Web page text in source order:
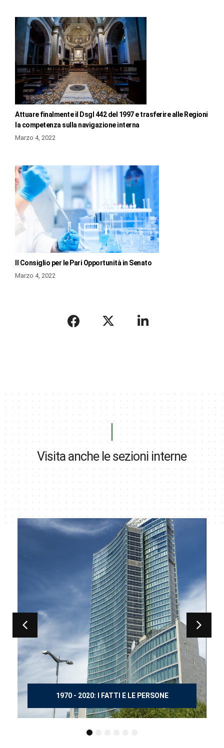
Attuare finalmente il Dsgl 442 del 1997 e trasferire alle Regioni
la competenza sulla navigazione interna
Marzo 4, 2022
Il Consiglio per le Pari Opportunità in Senato
Marzo 4, 2022
Visita anche le sezioni interne
150 ANNI DOPO MANZONI